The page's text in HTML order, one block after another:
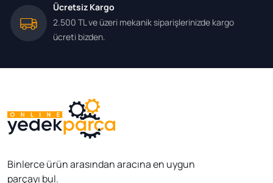
Ücretsiz Kargo
2.500 TL ve üzeri mekanik siparişlerinizde kargo
ücreti bizden.
Binlerce ürün arasından aracına en uygun
parçayı bul.